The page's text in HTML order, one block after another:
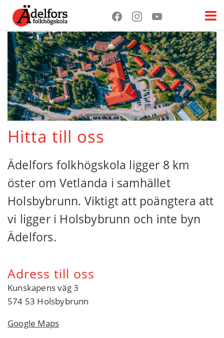
Hitta till oss
Ädelfors folkhögskola ligger 8 km
öster om Vetlanda i samhället
Holsbybrunn. Viktigt att poängtera att
vi ligger i Holsbybrunn och inte byn
Ädelfors.
Adress till oss
Kunskapens väg 3
574 53 Holsbybrunn
Google Maps